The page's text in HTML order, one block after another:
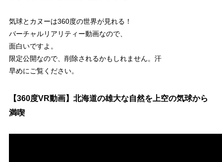
気球とカヌーは360度の世界が見れる！
バーチャルリアリティー動画なので、
面白いですよ。
限定公開なので、削除されるかもしれません。汗
早めにご覧ください。
【360度VR動画】北海道の雄大な自然を上空の気球から
満喫